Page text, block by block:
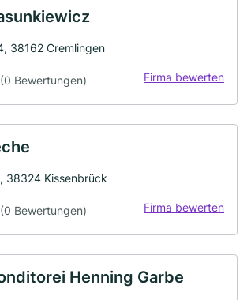
38162 Cremlingen
(0 Bewertungen) Firma bewerten
38324 Kissenbrück
(0 Bewertungen) Firma bewerten
Henning Garbe